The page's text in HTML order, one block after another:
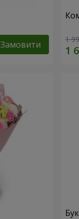
Замовити 1